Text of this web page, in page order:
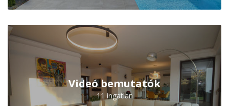
Videó bemutatók
11 ingatlan